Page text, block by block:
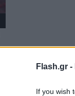
Flash.gr -
If you wish